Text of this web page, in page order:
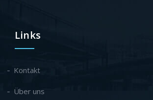
Links
Kontakt
Über uns